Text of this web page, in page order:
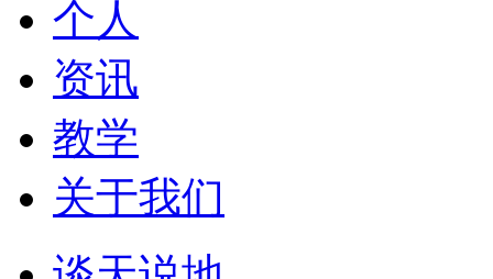
个人
资讯
教学
关于我们